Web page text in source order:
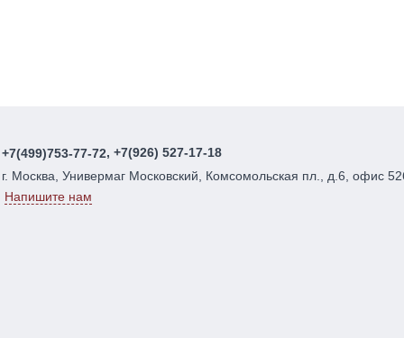
+7(499)753-77-72, +7(926) 527-17-18
г. Москва, Универмаг Московский, Комсомольская пл., д.6, офис
Напишите нам